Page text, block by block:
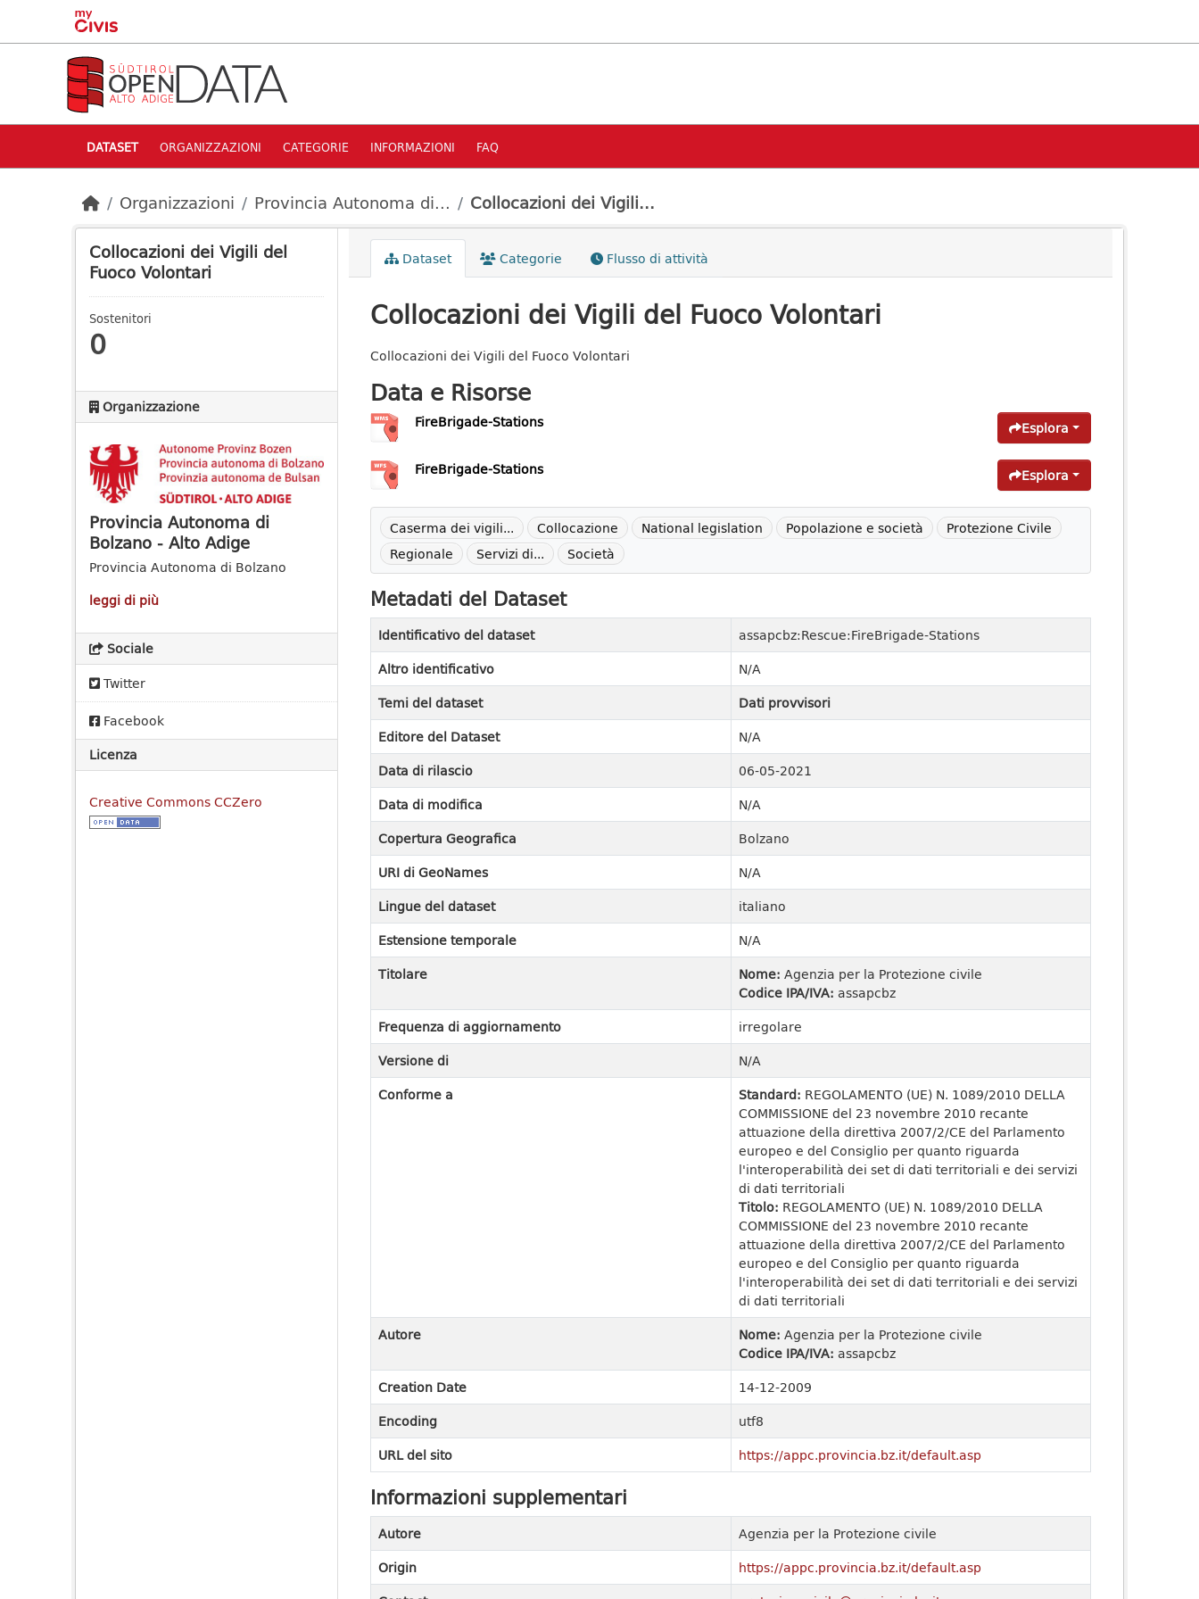
Skip to main content
DATASET ORGANIZZAZIONI CATEGORIE INFORMAZIONI FAQ
Organizzazioni Provincia Autonoma di... Collocazioni dei Vigili...
Collocazioni dei Vigili del
Fuoco Volontari
Sostenitori
0
Organizzazione
Provincia Autonoma di
Bolzano - Alto Adige
Provincia Autonoma di Bolzano
leggi di più
Sociale
Twitter
Facebook
Licenza
Creative Commons CCZero
Dataset Categorie Flusso di attività
Collocazioni dei Vigili del Fuoco Volontari
Collocazioni dei Vigili del Fuoco Volontari
Data e Risorse
FireBrigade-Stations Esplora
FireBrigade-Stations Esplora
Caserma dei vigili... Collocazione National legislation Popolazione e società
Protezione Civile
Regionale
Servizi di... Società
Metadati del Dataset
Identificativo del dataset
assapcbz:Rescue:FireBrigade-Stations
Altro identificativo
N/A
Temi del dataset
Dati provvisori
Editore del Dataset
N/A
Data di rilascio
06-05-2021
Data di modifica
N/A
Copertura Geografica
Bolzano
URI di GeoNames
N/A
Lingue del dataset
italiano
Estensione temporale
N/A
Titolare
Nome: Agenzia per la Protezione civile
Codice IPA/IVA: assapcbz
Frequenza di aggiornamento
irregolare
Versione di
N/A
Conforme a
Standard: REGOLAMENTO (UE) N. 1089/2010 DELLA
COMMISSIONE del 23 novembre 2010 recante
attuazione della direttiva 2007/2/CE del Parlamento
europeo e del Consiglio per quanto riguarda
l'interoperabilità dei set di dati territoriali e dei servizi
di dati territoriali
Titolo: REGOLAMENTO (UE) N. 1089/2010 DELLA
COMMISSIONE del 23 novembre 2010 recante
attuazione della direttiva 2007/2/CE del Parlamento
europeo e del Consiglio per quanto riguarda
l'interoperabilità dei set di dati territoriali e dei servizi
di dati territoriali
Autore
Nome: Agenzia per la Protezione civile
Codice IPA/IVA: assapcbz
Creation Date
14-12-2009
Encoding
utf8
URL del sito
https://appc.provincia.bz.it/default.asp
Informazioni supplementari
Autore
Agenzia per la Protezione civile
Origin
https://appc.provincia.bz.it/default.asp